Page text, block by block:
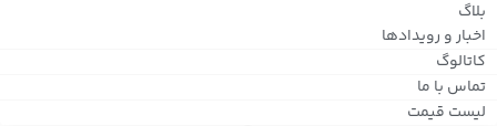
بلاگ
اخبار و رویدادها
کاتالوگ
تماس با ما
لیست قیمت